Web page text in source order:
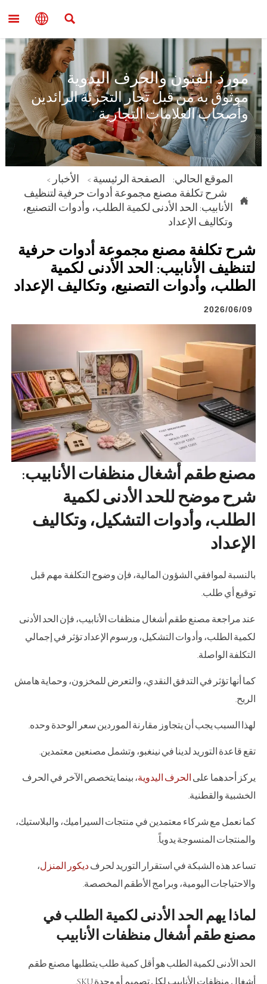



مورد الفنون والحرف اليدوية
موثوق به من قبل تجار التجزئة الرائدين
وأصحاب العلامات التجارية

الموقع الحالي: الصفحة الرئيسية > الأخبار >
شرح تكلفة مصنع مجموعة أدوات حرفية لتنظيف
الأنابيب: الحد الأدنى لكمية الطلب، وأدوات التصنيع،
وتكاليف الإعداد
شرح تكلفة مصنع مجموعة أدوات حرفية
لتنظيف الأنابيب: الحد الأدنى لكمية
الطلب، وأدوات التصنيع، وتكاليف الإعداد
2026/06/09
مصنع طقم أشغال منظفات الأنابيب:
شرح موضح للحد الأدنى لكمية
الطلب، وأدوات التشكيل، وتكاليف
الإعداد
بالنسبة لموافقي الشؤون المالية، فإن وضوح التكلفة مهم قبل
توقيع أي طلب.
عند مراجعة مصنع طقم أشغال منظفات الأنابيب، فإن الحد الأدنى
لكمية الطلب، وأدوات التشكيل، ورسوم الإعداد تؤثر في إجمالي
التكلفة الواصلة.
كما أنها تؤثر في التدفق النقدي، والتعرض للمخزون، وحماية هامش
الربح.
لهذا السبب يجب أن يتجاوز مقارنة الموردين سعر الوحدة وحده.
تقع قاعدة التوريد لدينا في نينغبو، وتشمل مصنعين معتمدين.
يركز أحدهما على الحرف اليدوية، بينما يتخصص الآخر في الحرف
الخشبية والقطنية.
كما نعمل مع شركاء معتمدين في منتجات السيراميك، والبلاستيك،
والمنتجات المنسوجة يدوياً.
تساعد هذه الشبكة في استقرار التوريد لحرفديكور المنزل،
والاحتياجات اليومية، وبرامج الأطقم المخصصة.
لماذا يهم الحد الأدنى لكمية الطلب في
مصنع طقم أشغال منظفات الأنابيب
الحد الأدنى لكمية الطلب هو أقل كمية طلب يتطلبها مصنع طقم